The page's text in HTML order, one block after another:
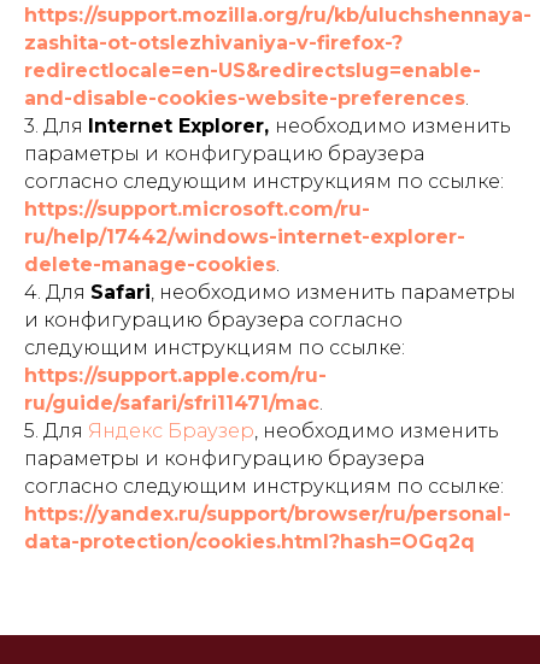
https://support.mozilla.org/ru/kb/uluchshennaya-
zashita-ot-otslezhivaniya-v-firefox-?
redirectlocale=en-US&redirectslug=enable-
and-disable-cookies-website-preferences.
3. Для Internet Explorer, необходимо изменить
параметры и конфигурацию браузера
согласно следующим инструкциям по ссылке:
https://support.microsoft.com/ru-
ru/help/17442/windows-internet-explorer-
delete-manage-cookies.
4. Для Safari, необходимо изменить параметры
и конфигурацию браузера согласно
следующим инструкциям по ссылке:
https://support.apple.com/ru-
ru/guide/safari/sfri11471/mac.
5. Для Яндекс Браузер, необходимо изменить
параметры и конфигурацию браузера
согласно следующим инструкциям по ссылке:
https://yandex.ru/support/browser/ru/personal-
data-protection/cookies.html?hash=OGq2q